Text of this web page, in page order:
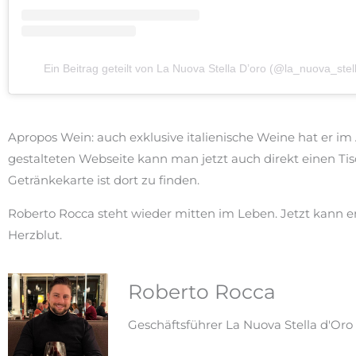
Ein Beitrag geteilt von La Nuova Stella D’oro
Apropos Wein: auch exklusive italienische Weine hat er
gestalteten Webseite kann man jetzt auch direkt einen
Getränkekarte ist dort zu finden.
Roberto Rocca steht wieder mitten im Leben. Jetzt kann
Herzblut.
Roberto Rocca
Geschäftsführer La Nuova Stella d'Oro